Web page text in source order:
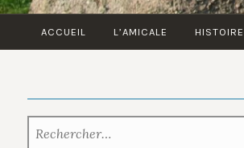
ACCUEIL L’AMICALE HISTOIRE